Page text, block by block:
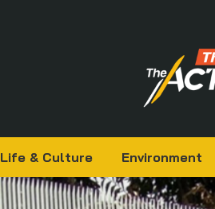
Life & Culture Environment